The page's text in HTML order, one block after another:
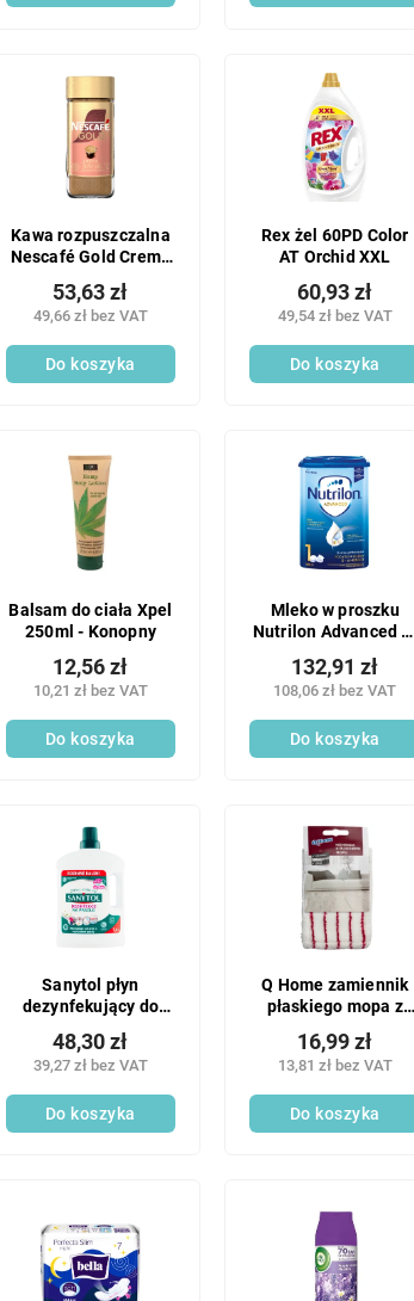
Kawa rozpuszczalna
Nescafé Gold Crema
49,66 zł bez VAT
53,63 zł
Do koszyka
Rex żel 60PD Color
AT Orchid XXL
49,54 zł bez VAT
60,93 zł
Do koszyka
Balsam do ciała Xpel
250ml - Konopny
10,21 zł bez VAT
12,56 zł
Do koszyka
Mleko w proszku
Nutrilon Advanced nr
108,06 zł bez VAT
132,91 zł
Do koszyka
Sanytol płyn
dezynfekujący do
prania 1,5 l
39,27 zł bez VAT
48,30 zł
Do koszyka
Q Home zamiennik
płaskiego mopa z
mikrofibry
13,81 zł bez VAT
16,99 zł
Do koszyka